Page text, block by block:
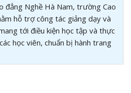
đẳng Nghề Hà Nam, trường Cao
hỗ trợ công tác giảng dạy và
tới điều kiện học tập và thực
học viên, chuẩn bị hành trang